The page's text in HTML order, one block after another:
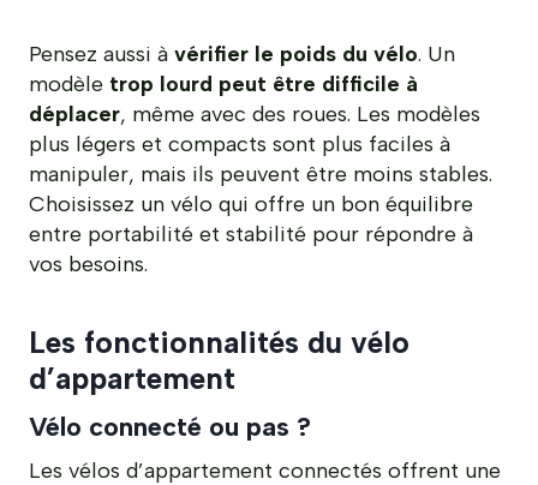
Pensez aussi à vérifier le poids du vélo. Un
modèle trop lourd peut être difficile à
déplacer, même avec des roues. Les modèles
plus légers et compacts sont plus faciles à
manipuler, mais ils peuvent être moins stables.
Choisissez un vélo qui offre un bon équilibre
entre portabilité et stabilité pour répondre à
vos besoins.
Les fonctionnalités du vélo
d’appartement
Vélo connecté ou pas ?
Les vélos d’appartement connectés offrent une